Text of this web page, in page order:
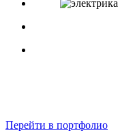
Перейти в портфолио